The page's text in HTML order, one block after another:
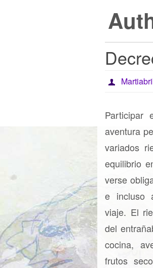
Participar
aventura
variados
equilibrio
verse
e incluso
viaje. El
del
cocina,
frutos